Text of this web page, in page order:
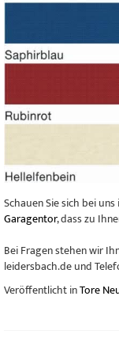
Schauen Sie sich bei
Garagentor, dass zu
Bei Fragen stehen wir
leidersbach.de und
Veröffentlicht inTore